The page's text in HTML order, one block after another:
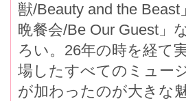
獣/Beauty and the
晩餐会/Be Our Guest」
ろい。26年の時を経て
場したすべてのミュー
が加わったのが大きな